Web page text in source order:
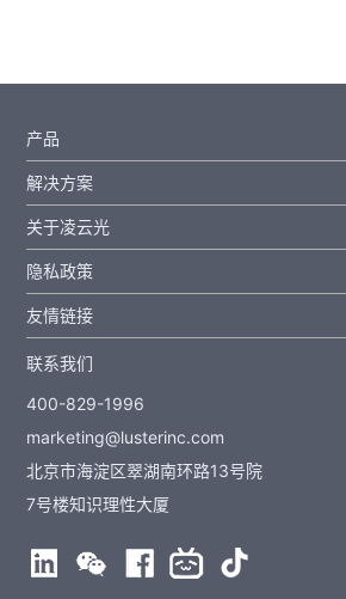
产品
解决方案
关于凌云光
隐私政策
友情链接
联系我们
400-829-1996
marketing@lusterinc.com
北京市海淀区翠湖南环路13号院
7号楼知识理性大厦